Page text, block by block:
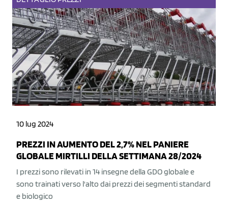
10 lug 2024
PREZZI IN AUMENTO DEL 2,7% NEL PANIERE
GLOBALE MIRTILLI DELLA SETTIMANA 28/2024
I prezzi sono rilevati in 14 insegne della GDO globale e
sono trainati verso l'alto dai prezzi dei segmenti standard
e biologico